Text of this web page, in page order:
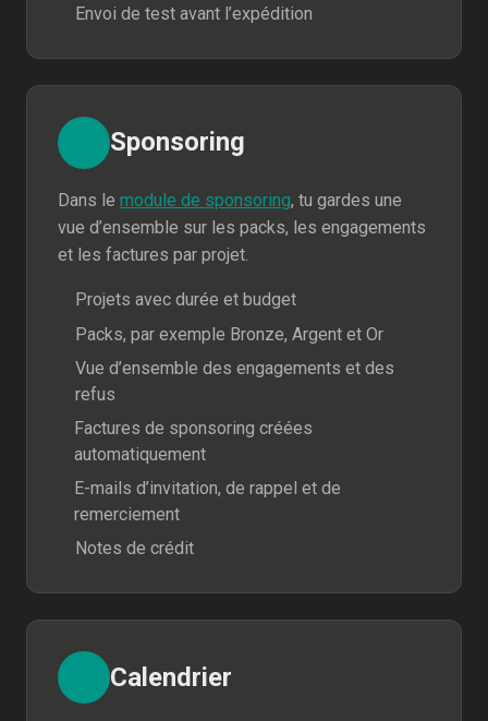
Envoi de test avant l’expédition
Sponsoring
Dans le module de sponsoring, tu gardes une
vue d’ensemble sur les packs, les engagements
et les factures par projet.
Projets avec durée et budget
Packs, par exemple Bronze, Argent et Or
Vue d’ensemble des engagements et des
refus
Factures de sponsoring créées
automatiquement
E-mails d’invitation, de rappel et de
remerciement
Notes de crédit
Calendrier